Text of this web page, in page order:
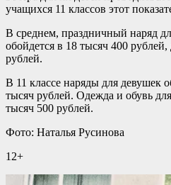
учащихся 11 классов этот
В среднем, праздничный наряд
обойдется в 18 тысяч 400
рублей.
В 11 классе наряды для девушек
тысяч рублей. Одежда и обувь
тысяч 500 рублей.
Фото: Наталья Русинова
12+